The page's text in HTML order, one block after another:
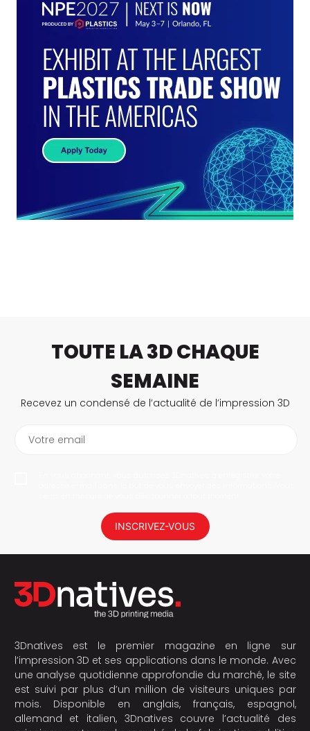
TOUTE LA 3D CHAQUE
SEMAINE
Recevez un condensé de l’actualité de l’impression 3D
Votre email
INSCRIVEZ-VOUS
3Dnatives est le premier magazine en ligne sur
l’impression 3D et ses applications dans le monde. Avec
une analyse quotidienne approfondie du marché, le site
est suivi par plus d’un million de visiteurs uniques par
mois. Disponible en anglais, français, espagnol,
allemand et italien, 3Dnatives couvre l’actualité des